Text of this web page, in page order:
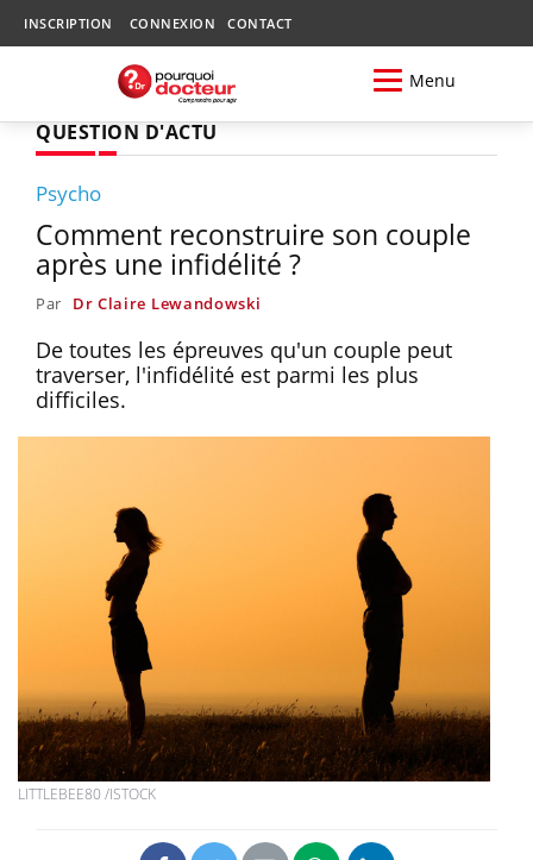
INSCRIPTION CONNEXION CONTACT
Menu
QUESTION D'ACTU
Psycho
Comment reconstruire son couple
après une infidélité ?
Par Dr Claire Lewandowski
De toutes les épreuves qu'un couple peut
traverser, l'infidélité est parmi les plus
difficiles.
LITTLEBEE80 /ISTOCK